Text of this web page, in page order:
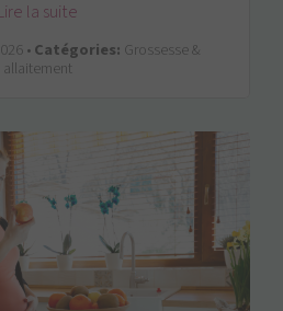
la suite
•Catégories: Grossesse &
allaitement